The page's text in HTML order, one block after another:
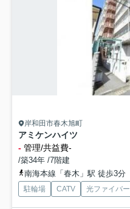
岸和田市春木旭町
アミケンハイツ
- 管理/共益費-
/築34年 /7階建
南海本線「春木」駅 徒歩3分
駐輪場 CATV 光ファイバー